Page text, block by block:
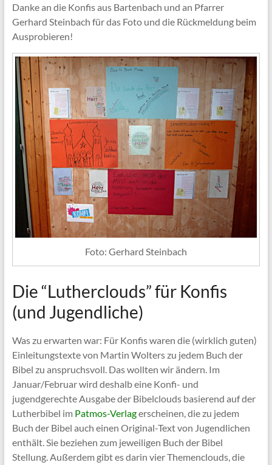
Danke an die Konfis aus Bartenbach und an Pfarrer
Gerhard Steinbach für das Foto und die Rückmeldung beim
Ausprobieren!
Foto: Gerhard Steinbach
Die “Lutherclouds” für Konfis
(und Jugendliche)
Was zu erwarten war: Für Konfis waren die (wirklich guten)
Einleitungstexte von Martin Wolters zu jedem Buch der
Bibel zu anspruchsvoll. Das wollten wir ändern. Im
Januar/Februar wird deshalb eine Konfi- und
jugendgerechte Ausgabe der Bibelclouds basierend auf der
Lutherbibel im Patmos-Verlagerscheinen, die zu jedem
Buch der Bibel auch einen Original-Text von Jugendlichen
enthält. Sie beziehen zum jeweiligen Buch der Bibel
Stellung. Außerdem gibt es darin vier Themenclouds, die